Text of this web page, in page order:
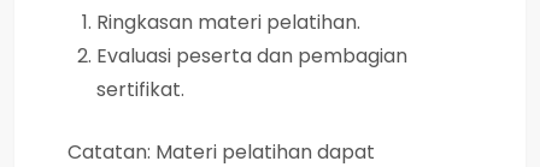
Ringkasan materi pelatihan.
Evaluasi peserta dan pembagian
sertifikat.
Catatan: Materi pelatihan dapat